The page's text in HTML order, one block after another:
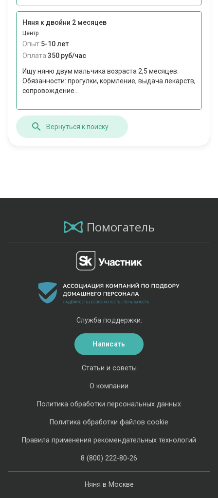
Няня к двойни 2 месяцев
Центр
Опыт:5-10 лет
Оплата:350 руб/час
Ищу няню двум мальчика возраста 2,5 месяцев.
Обязанности: прогулки, кормление, выдача лекарств,
сопровождение...
Вернуться к поиску
Помогатель
Няня в Москве
Статьи и советы
О компании
Политика обработки персональных данных
Политика обработки файлов cookie
Правила применения рекомендательных технологий
8 (800) 222-80-26
Служба поддержки:
Написать